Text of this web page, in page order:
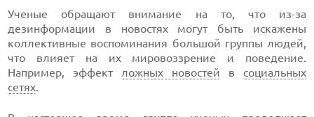
Ученые обращают внимание на то, что из-за
дезинформации в новостях могут быть искажены
коллективные воспоминания большой группы людей,
что влияет на их мировоззрение и поведение.
Например, эффект ложных новостей в социальных
сетях.